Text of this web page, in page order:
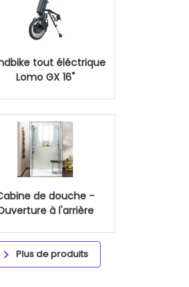
tout éléctrique
Lomo GX 16"
de douche -
à l'arrière
Plus de produits